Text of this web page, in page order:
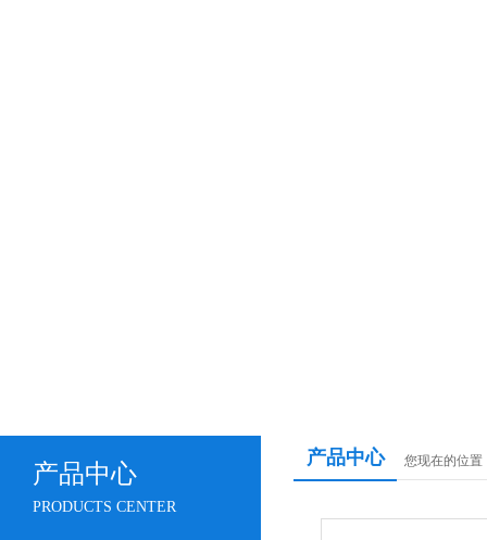
产品中心
PRODUCTS CENTER
产品中心 您现在的位置